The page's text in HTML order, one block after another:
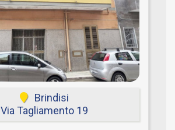
Brindisi
Via Tagliamento 19